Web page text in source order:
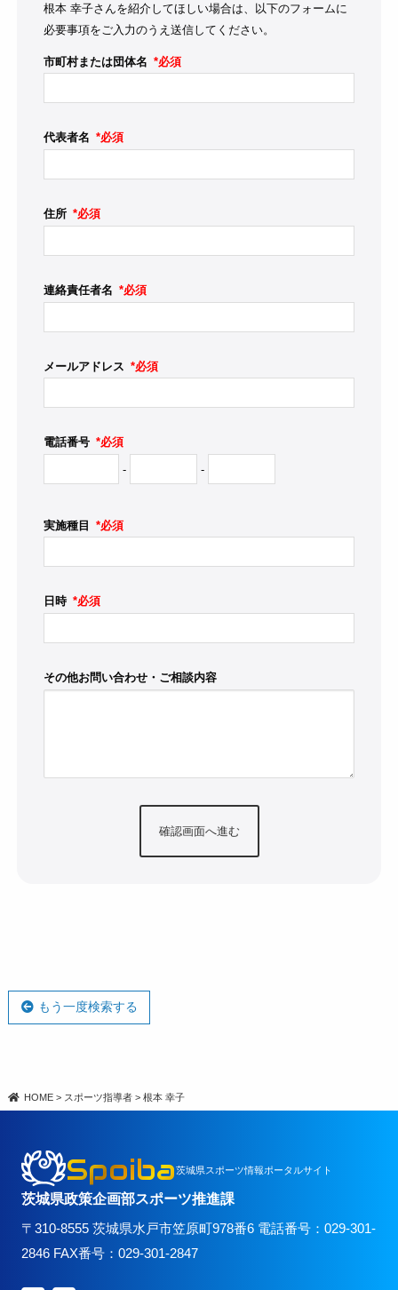
根本 幸子さんを紹介してほしい場合は、以下のフォームに
必要事項をご入力のうえ送信してください。
市町村または団体名 *必須
代表者名 *必須
住所 *必須
連絡責任者名 *必須
メールアドレス *必須
電話番号 *必須
- -
実施種目 *必須
日時 *必須
その他お問い合わせ・ご相談内容
もう一度検索する
HOME > スポーツ指導者 >根本 幸子
Spoiba茨城県スポーツ情報ポータルサイト
茨城県政策企画部スポーツ推進課
〒310-8555 茨城県水戸市笠原町978番6 電話番号：029-301-
2846 FAX番号：029-301-2847